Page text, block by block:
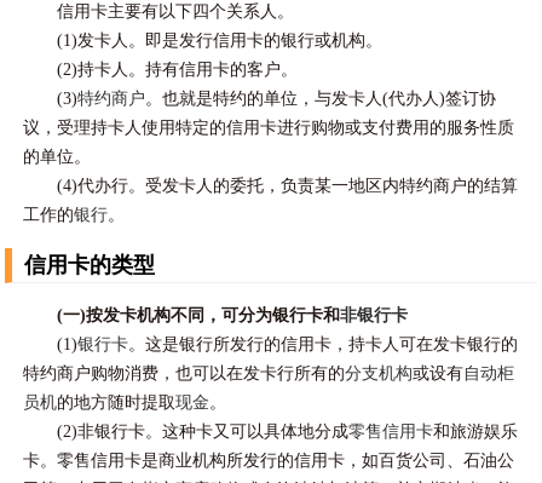
信用卡主要有以下四个关系人。
(1)发卡人。即是发行信用卡的银行或机构。
(2)持卡人。持有信用卡的客户。
(3)特约商户。也就是特约的单位，与发卡人(代办人)签订协
议，受理持卡人使用特定的信用卡进行购物或支付费用的服务性质
的单位。
(4)代办行。受发卡人的委托，负责某一地区内特约商户的结算
工作的银行。
信用卡的类型
(一)按发卡机构不同，可分为银行卡和非银行卡
(1)银行卡。这是银行所发行的信用卡，持卡人可在发卡银行的
特约商户购物消费，也可以在发卡行所有的分支机构或设有自动柜
员机的地方随时提取现金。
(2)非银行卡。这种卡又可以具体地分成零售信用卡和旅游娱乐
卡。零售信用卡是商业机构所发行的信用卡，如百货公司、石油公